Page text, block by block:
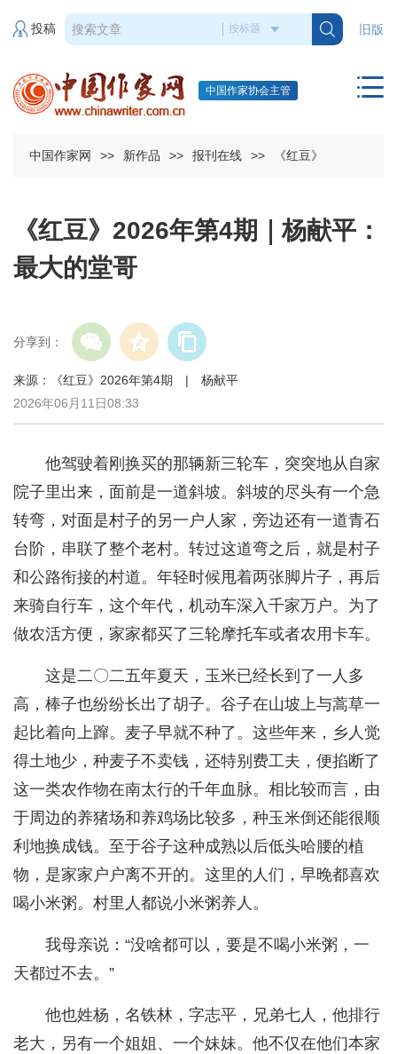
旧版
投稿
中国作家协会主管
中国作家网 >> 新作品 >> 报刊在线 >> 《红豆》
《红豆》2026年第4期｜杨献平：
最大的堂哥
分享到：
来源：《红豆》2026年第4期 | 杨献平
2026年06月11日08:33
他驾驶着刚换买的那辆新三轮车，突突地从自家
院子里出来，面前是一道斜坡。斜坡的尽头有一个急
转弯，对面是村子的另一户人家，旁边还有一道青石
台阶，串联了整个老村。转过这道弯之后，就是村子
和公路衔接的村道。年轻时候甩着两张脚片子，再后
来骑自行车，这个年代，机动车深入千家万户。为了
做农活方便，家家都买了三轮摩托车或者农用卡车。
这是二〇二五年夏天，玉米已经长到了一人多
高，棒子也纷纷长出了胡子。谷子在山坡上与蒿草一
起比着向上蹿。麦子早就不种了。这些年来，乡人觉
得土地少，种麦子不卖钱，还特别费工夫，便掐断了
这一类农作物在南太行的千年血脉。相比较而言，由
于周边的养猪场和养鸡场比较多，种玉米倒还能很顺
利地换成钱。至于谷子这种成熟以后低头哈腰的植
物，是家家户户离不开的。这里的人们，早晚都喜欢
喝小米粥。村里人都说小米粥养人。
我母亲说：“没啥都可以，要是不喝小米粥，一
天都过不去。”
他也姓杨，名铁林，字志平，兄弟七人，他排行
老大，另有一个姐姐、一个妹妹。他不仅在他们本家